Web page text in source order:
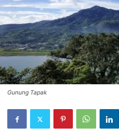
Gunung Tapak